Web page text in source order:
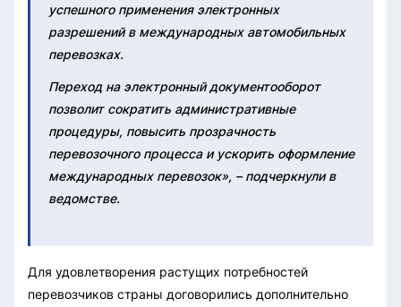
успешного применения электронных
разрешений в международных автомобильных
перевозках.
Переход на электронный документооборот
позволит сократить административные
процедуры, повысить прозрачность
перевозочного процесса и ускорить оформление
международных перевозок», – подчеркнули в
ведомстве.
Для удовлетворения растущих потребностей
перевозчиков страны договорились дополнительно